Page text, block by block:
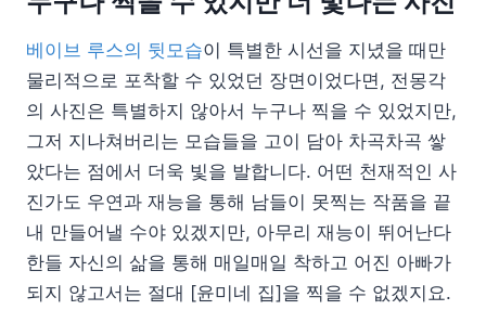
베이브 루스의 뒷모습이 특별한 시선을 지녔을 때만
물리적으로 포착할 수 있었던 장면이었다면, 전몽각
의 사진은 특별하지 않아서 누구나 찍을 수 있었지만,
그저 지나쳐버리는 모습들을 고이 담아 차곡차곡 쌓
았다는 점에서 더욱 빛을 발합니다. 어떤 천재적인 사
진가도 우연과 재능을 통해 남들이 못찍는 작품을 끝
내 만들어낼 수야 있겠지만, 아무리 재능이 뛰어난다
한들 자신의 삶을 통해 매일매일 착하고 어진 아빠가
되지 않고서는 절대 [윤미네 집]을 찍을 수 없겠지요.